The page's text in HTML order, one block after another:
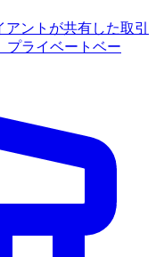
アントが共有した取引
プライベートベー